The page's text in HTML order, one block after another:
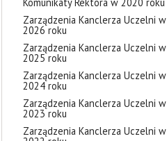
Zarządzenia Kanclerza Uczelni w
2026 roku
Zarządzenia Kanclerza Uczelni w
2025 roku
Zarządzenia Kanclerza Uczelni w
2024 roku
Zarządzenia Kanclerza Uczelni w
2023 roku
Zarządzenia Kanclerza Uczelni w